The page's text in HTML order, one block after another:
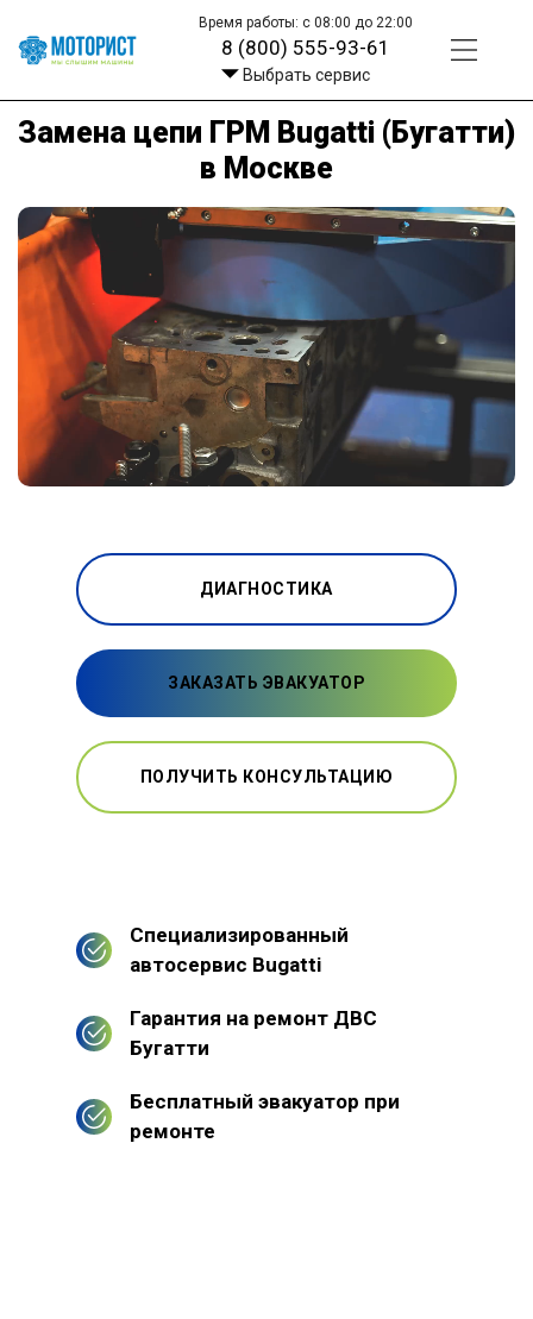
Время работы: с 08:00 до 22:00
8 (800) 555-93-61
Выбрать сервис
Замена цепи ГРМ Bugatti (Бугатти)
в Москве
ДИАГНОСТИКА
ЗАКАЗАТЬ ЭВАКУАТОР
ПОЛУЧИТЬ КОНСУЛЬТАЦИЮ
Специализированный
автосервис Bugatti
Гарантия на ремонт ДВС
Бугатти
Бесплатный эвакуатор при
ремонте